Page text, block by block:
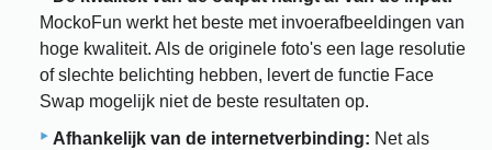
MockoFun werkt het beste met invoerafbeeldingen van
hoge kwaliteit. Als de originele foto's een lage resolutie
of slechte belichting hebben, levert de functie Face
Swap mogelijk niet de beste resultaten op.
Afhankelijk van de internetverbinding: Net als